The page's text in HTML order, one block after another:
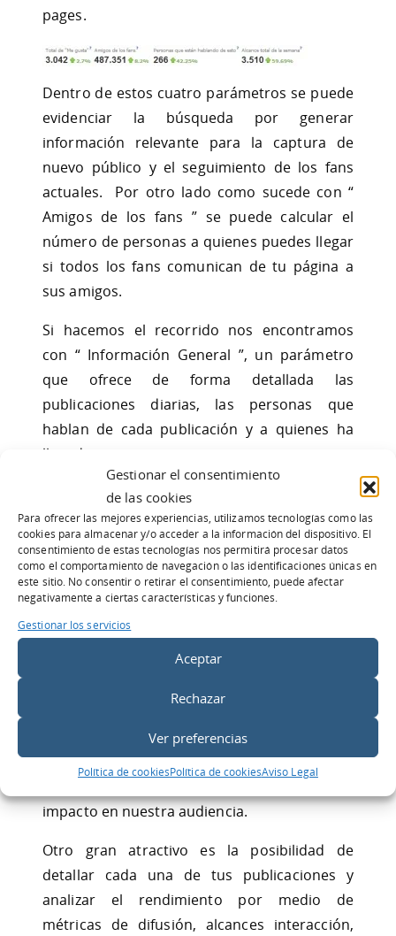
Gestionar el consentimiento
de las cookies
Para ofrecer las mejores experiencias, utilizamos tecnologías como las
cookies para almacenar y/o acceder a la información del dispositivo. El
consentimiento de estas tecnologías nos permitirá procesar datos
como el comportamiento de navegación o las identificaciones únicas en
este sitio. No consentir o retirar el consentimiento, puede afectar
negativamente a ciertas características y funciones.
Gestionar los servicios
Aceptar
Rechazar
Ver preferencias
Política de cookiesPolítica de cookiesAviso Legal
pages.
Dentro de estos cuatro parámetros se puede
evidenciar la búsqueda por generar
información relevante para la captura de
nuevo público y el seguimiento de los fans
actuales. Por otro lado como sucede con “
Amigos de los fans ” se puede calcular el
número de personas a quienes puedes llegar
si todos los fans comunican de tu página a
sus amigos.
Si hacemos el recorrido nos encontramos
con “ Información General ”, un parámetro
que ofrece de forma detallada las
publicaciones diarias, las personas que
hablan de cada publicación y a quienes ha
llegado esta misma.
interactuando con nuestra página, Facebook
ha desarrollado parámetros demográficos
en sus respectivos perfiles. Esta información
es indispensable en el momento de
impacto en nuestra audiencia.
Otro gran atractivo es la posibilidad de
detallar cada una de tus publicaciones y
analizar el rendimiento por medio de
métricas de difusión, alcances interacción,